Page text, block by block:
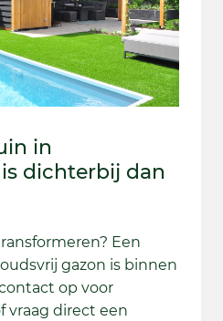
in
dichterbij dan
Een
gazon is binnen
op voor
vraag direct een